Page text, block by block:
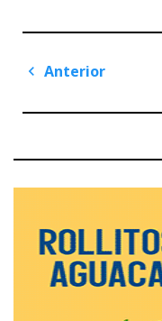
Navegación
entradas
Anterior